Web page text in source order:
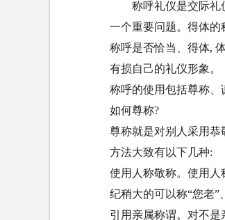
称呼礼仪是交际礼
一个重要问题。得体的
称呼是否恰当、得体,
有损自己的礼仪形象。
称呼的使用包括尊称、
如何尊称?
尊称就是对别人采用恭
方法大致有以下几种:
使用人称敬称。使用人
纪稍大的可以称“您老”
引用亲属称谓。对不是